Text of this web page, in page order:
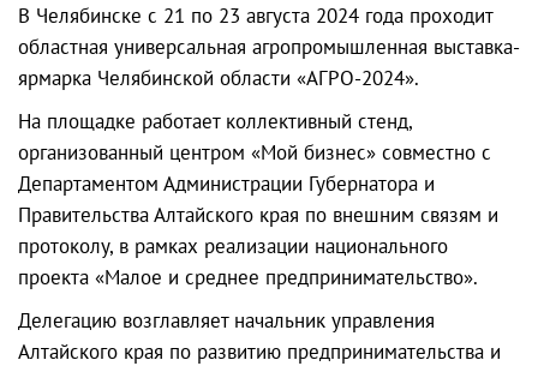
В Челябинске с 21 по 23 августа 2024 года проходит
областная универсальная агропромышленная выставка-
ярмарка Челябинской области «АГРО-2024».
На площадке работает коллективный стенд,
организованный центром «Мой бизнес» совместно с
Департаментом Администрации Губернатора и
Правительства Алтайского края по внешним связям и
протоколу, в рамках реализации национального
проекта «Малое и среднее предпринимательство».
Делегацию возглавляет начальник управления
Алтайского края по развитию предпринимательства и